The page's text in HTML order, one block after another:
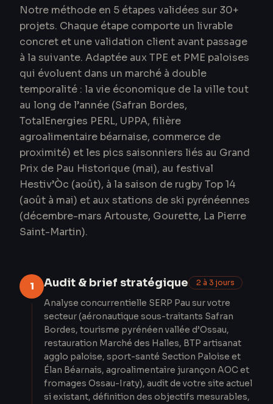
Notre méthode en 5 étapes validées sur 30+
projets. Chaque étape comporte un livrable
concret et une validation client avant passage
à la suivante. Adaptée aux TPE et PME paloises
qui évoluent dans un marché à double
temporalité : la vie économique de la ville tout
au long de l’année (Safran Bordes,
TotalEnergies PERL, UPPA, filière
agroalimentaire béarnaise, commerce de
proximité) et les pics saisonniers liés au Grand
Prix de Pau Historique (mai), au festival
Hestiv’Òc (août), à la saison de rugby Top 14
(août à mai) et aux stations de ski pyrénéennes
(décembre-mars Artouste, Gourette, La Pierre
Saint-Martin).
1 Audit & brief stratégique 2 à 3 jours
Analyse concurrentielle SERP Pau sur votre
secteur (aéronautique sous-traitants Safran
Bordes, tourisme pyrénéen vallée d’Ossau,
restauration Marché des Halles, BTP artisanat
agglo paloise, sport-santé Section Paloise et
Élan Béarnais, agroalimentaire jurançon AOC et
fromages Ossau-Iraty), audit de votre site actuel
si existant, définition des objectifs mesurables,